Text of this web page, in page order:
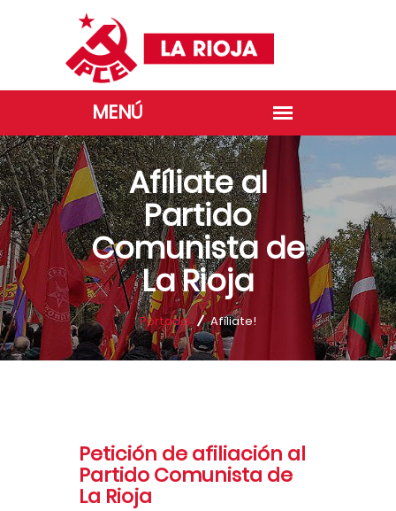
Afíliate al
Partido
Comunista de
La Rioja
Portada Afíliate!
Petición de afiliación al
Partido Comunista de
La Rioja